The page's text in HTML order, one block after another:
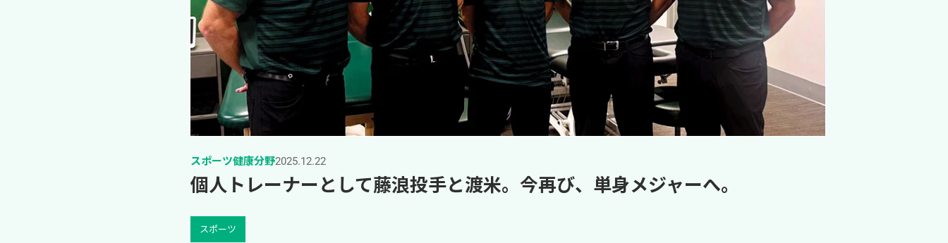
スポーツ健康分野2025.12.22
個人トレーナーとして藤浪投手と渡米。今再び、単身メジャーへ。
スポーツ